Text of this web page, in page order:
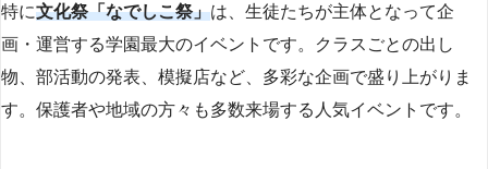
特に文化祭「なでしこ祭」は、生徒たちが主体となって企
画・運営する学園最大のイベントです。クラスごとの出し
物、部活動の発表、模擬店など、多彩な企画で盛り上がりま
す。保護者や地域の方々も多数来場する人気イベントです。